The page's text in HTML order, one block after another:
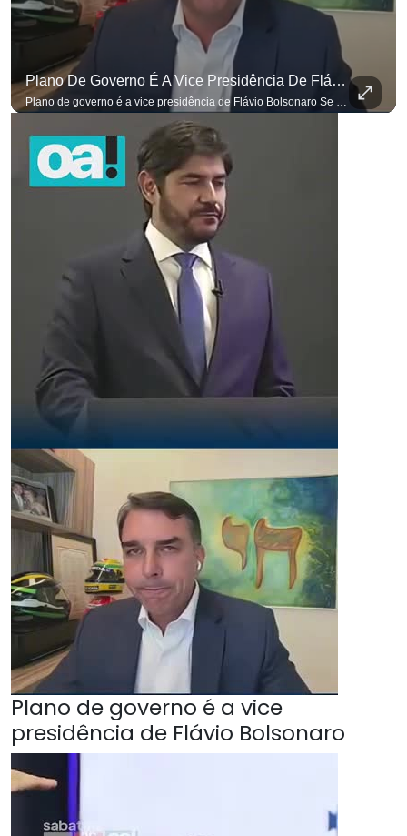
Plano De Governo É A Vice Presidência De Flávio Bolsonaro
Plano de governo é a vice presidência de Flávio Bolsonaro Se você busca informação com credibilidade, inscreva-se agora e ative o
Plano de governo é a vice
presidência de Flávio Bolsonaro